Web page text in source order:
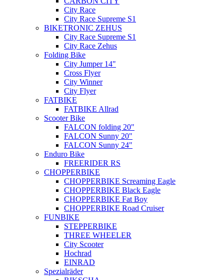
City Race
City Race Supreme S1
BIKETRONIC ZEHUS
City Race Supreme S1
City Race Zehus
Folding Bike
City Jumper 14"
Cross Flyer
City Winner
City Flyer
FATBIKE
FATBIKE Allrad
Scooter Bike
FALCON folding 20"
FALCON Sunny 20"
FALCON Sunny 24"
Enduro Bike
FREERIDER RS
CHOPPERBIKE
CHOPPERBIKE Screaming Eagle
CHOPPERBIKE Black Eagle
CHOPPERBIKE Fat Boy
CHOPPERBIKE Road Cruiser
FUNBIKE
STEPPERBIKE
THREE WHEELER
City Scooter
Hochrad
EINRAD
Spezialräder